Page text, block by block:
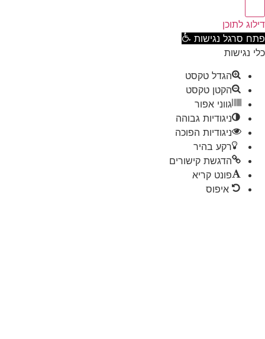
לתוכן
סרגל נגישות
נגישות
הגדל טקסט
הקטן טקסט
גווני אפור
ניגודיות גבוהה
ניגודיות הפוכה
רקע בהיר
הדגשת קישורים
פונט קריא
איפוס